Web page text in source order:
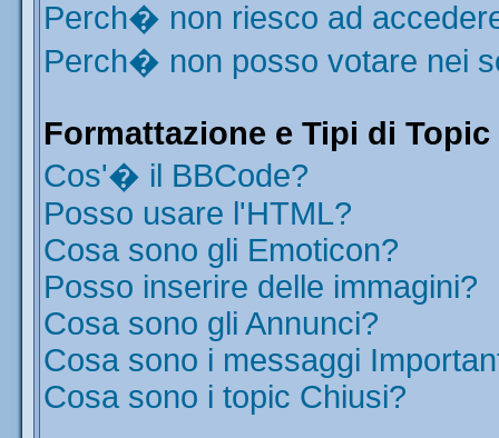
Perch� non riesco ad
Perch� non posso votare nei
Formattazione e Tipi di Topic
Cos'� il BBCode?
Posso usare l'HTML?
Cosa sono gli Emoticon?
Posso inserire delle immagini?
Cosa sono gli Annunci?
Cosa sono i messaggi
Cosa sono i topic Chiusi?